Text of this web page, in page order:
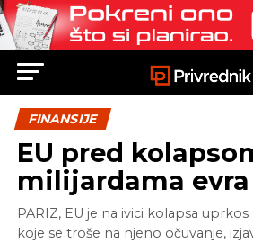
FINANSIJE
EU pred
milijardama evra
PARIZ, EU je na ivici kolapsa
koje se troše na njeno očuvanje,